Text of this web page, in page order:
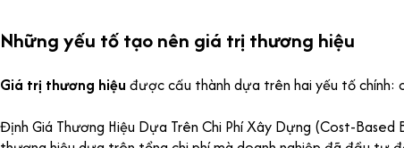
Những yếu tố tạo nên giá trị thương hiệu
Giá trị thương hiệu được cấu thành dựa trên hai yếu tố chính:
Định Giá Thương Hiệu Dựa Trên Chi Phí Xây Dựng (Cost-